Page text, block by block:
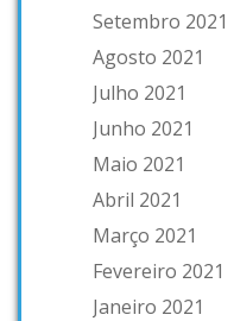
Setembro 2021
Agosto 2021
Julho 2021
Junho 2021
Maio 2021
Abril 2021
Março 2021
Fevereiro 2021
Janeiro 2021